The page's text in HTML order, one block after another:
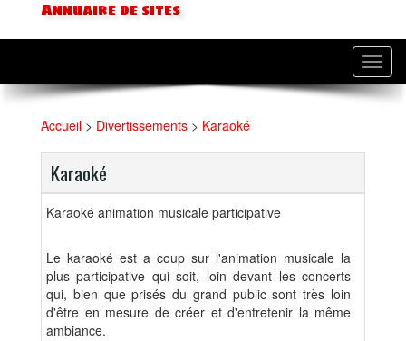
Annuaire de sites
Accueil > Divertissements > Karaoké
Karaoké
Karaoké animation musicale participative
Le karaoké est a coup sur l'animation musicale la
plus participative qui soit, loin devant les concerts
qui, bien que prisés du grand public sont très loin
d'être en mesure de créer et d'entretenir la même
ambiance.